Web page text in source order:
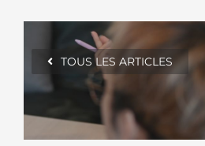
TOUS LES ARTICLES